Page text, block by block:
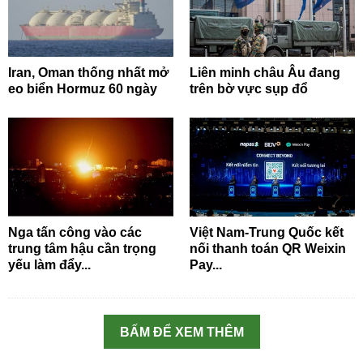
Iran, Oman thống nhất mở
eo biển Hormuz 60 ngày
Liên minh châu Âu đang
trên bờ vực sụp đổ
Nga tấn công vào các
trung tâm hậu cần trọng
yếu làm đẩy...
Việt Nam-Trung Quốc kết
nối thanh toán QR Weixin
Pay...
BẤM ĐỂ XEM THÊM